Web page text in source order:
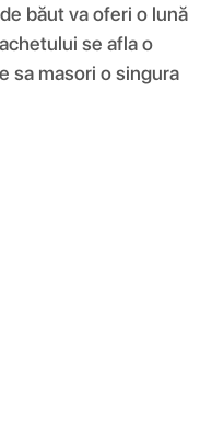
băut va oferi o lună
se afla o
sa masori o singura